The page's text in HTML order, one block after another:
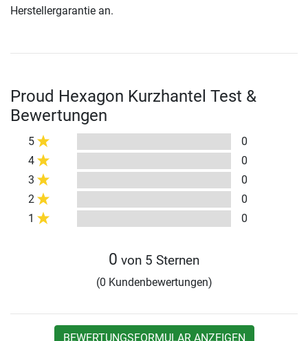
Herstellergarantie an.
Proud Hexagon Kurzhantel Test &
Bewertungen
5
0
4
0
3
0
2
0
1
0
0 von 5 Sternen
(0 Kundenbewertungen)
BEWERTUNGSFORMULAR ANZEIGEN